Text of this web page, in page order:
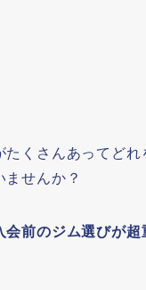
たくさんあってど
せんか？
会前のジム選びが超